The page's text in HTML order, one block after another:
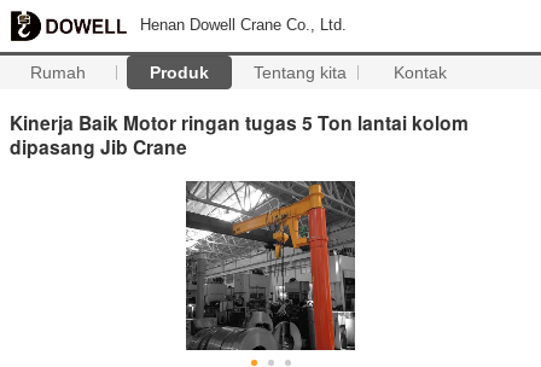
Henan Dowell Crane Co., Ltd.
Rumah Produk Tentang kita Kontak
Kinerja Baik Motor ringan tugas 5 Ton lantai kolom
dipasang Jib Crane